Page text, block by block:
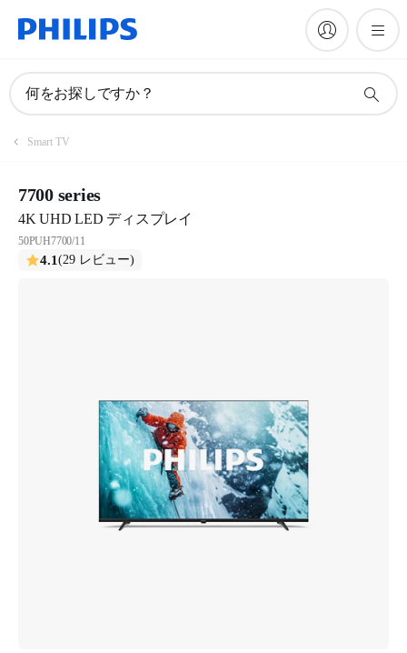
何をお探しですか？
Smart TV
7700 series
4K UHD LED ディスプレイ
50PUH7700/11
4.1 (29 レビュー)